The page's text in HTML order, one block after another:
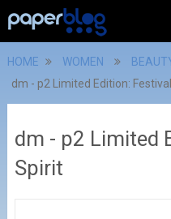
HOME WOMEN
dm - p2 Limited Edition:
dm - p2 Limited
Spirit